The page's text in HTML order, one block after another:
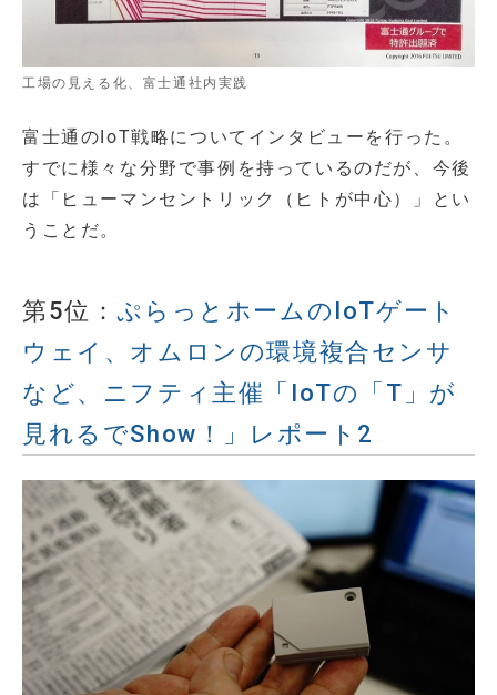
工場の見える化、富士通社内実践
富士通のIoT戦略についてインタビューを行った。
すでに様々な分野で事例を持っているのだが、今後
は「ヒューマンセントリック（ヒトが中心）」とい
うことだ。
第5位：ぷらっとホームのIoTゲート
ウェイ、オムロンの環境複合センサ
など、ニフティ主催「IoTの「T」が
見れるでShow！」レポート2